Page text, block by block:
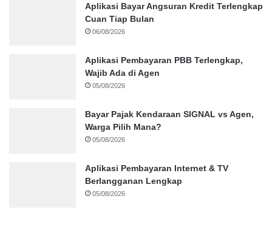
Aplikasi Bayar Angsuran Kredit Terlengkap
Cuan Tiap Bulan
06/08/2026
Aplikasi Pembayaran PBB Terlengkap,
Wajib Ada di Agen
05/08/2026
Bayar Pajak Kendaraan SIGNAL vs Agen,
Warga Pilih Mana?
05/08/2026
Aplikasi Pembayaran Internet & TV
Berlangganan Lengkap
05/08/2026